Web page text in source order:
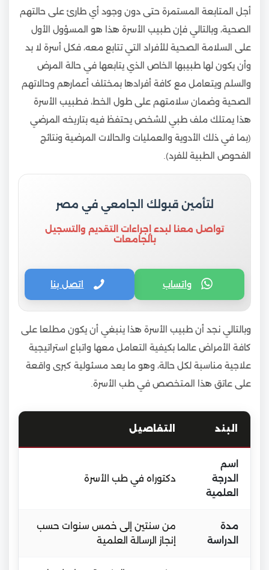
أجل المتابعة المستمرة حتى دون وجود أي طارئ على حالتهم
الصحية، وبالتالي فإن طبيب الأسرة هذا هو المسؤول الأول
على السلامة الصحية للأفراد التي تتابع معه، فكل أسرة لا بد
وأن يكون لها طبيبها الخاص الذي يتابعها في حالة المرض
والسلم ويتعامل مع كافة أفرادها بمختلف أعمارهم وحالاتهم
الصحية وضمان سلامتهم على طول الخط، فطبيب الأسرة
هذا يمتلك ملف طبي للشخص يحتفظ فيه بتاريخه المرضي
(بما في ذلك الأدوية والعمليات والحالات المرضية ونتائج
الفحوص الطبية للفرد).
لتأمين قبولك الجامعي في مصر
تواصل معنا لبدء إجراءات التقديم والتسجيل
بالجامعات
واتساب اتصل بنا
وبالتالي نجد أن طبيب الأسرة هذا ينبغي أن يكون مطلعا على
كافة الأمراض عالما بكيفية التعامل معها واتباع استراتيجية
علاجية مناسبة لكل حالة، وهو ما يعد مسئولية كبرى واقعة
على عاتق هذا المتخصص في طب الأسرة.
البند التفاصيل
اسم
الدرجة
العلمية
دكتوراه في طب الأسرة
مدة
الدراسة
من سنتين إلى خمس سنوات حسب
إنجاز الرسالة العلمية